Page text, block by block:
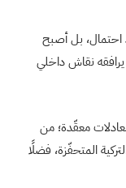
بل أصبح
نقاش داخلي
معقّدة؛ من
المتحفّزة، فضلًا